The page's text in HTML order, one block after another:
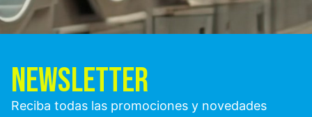
NEWSLETTER
Reciba todas las promociones y novedades